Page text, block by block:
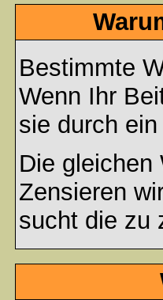
Bestimmte
Wenn Ihr
sie durch
Die gleichen
Zensieren
sucht die zu